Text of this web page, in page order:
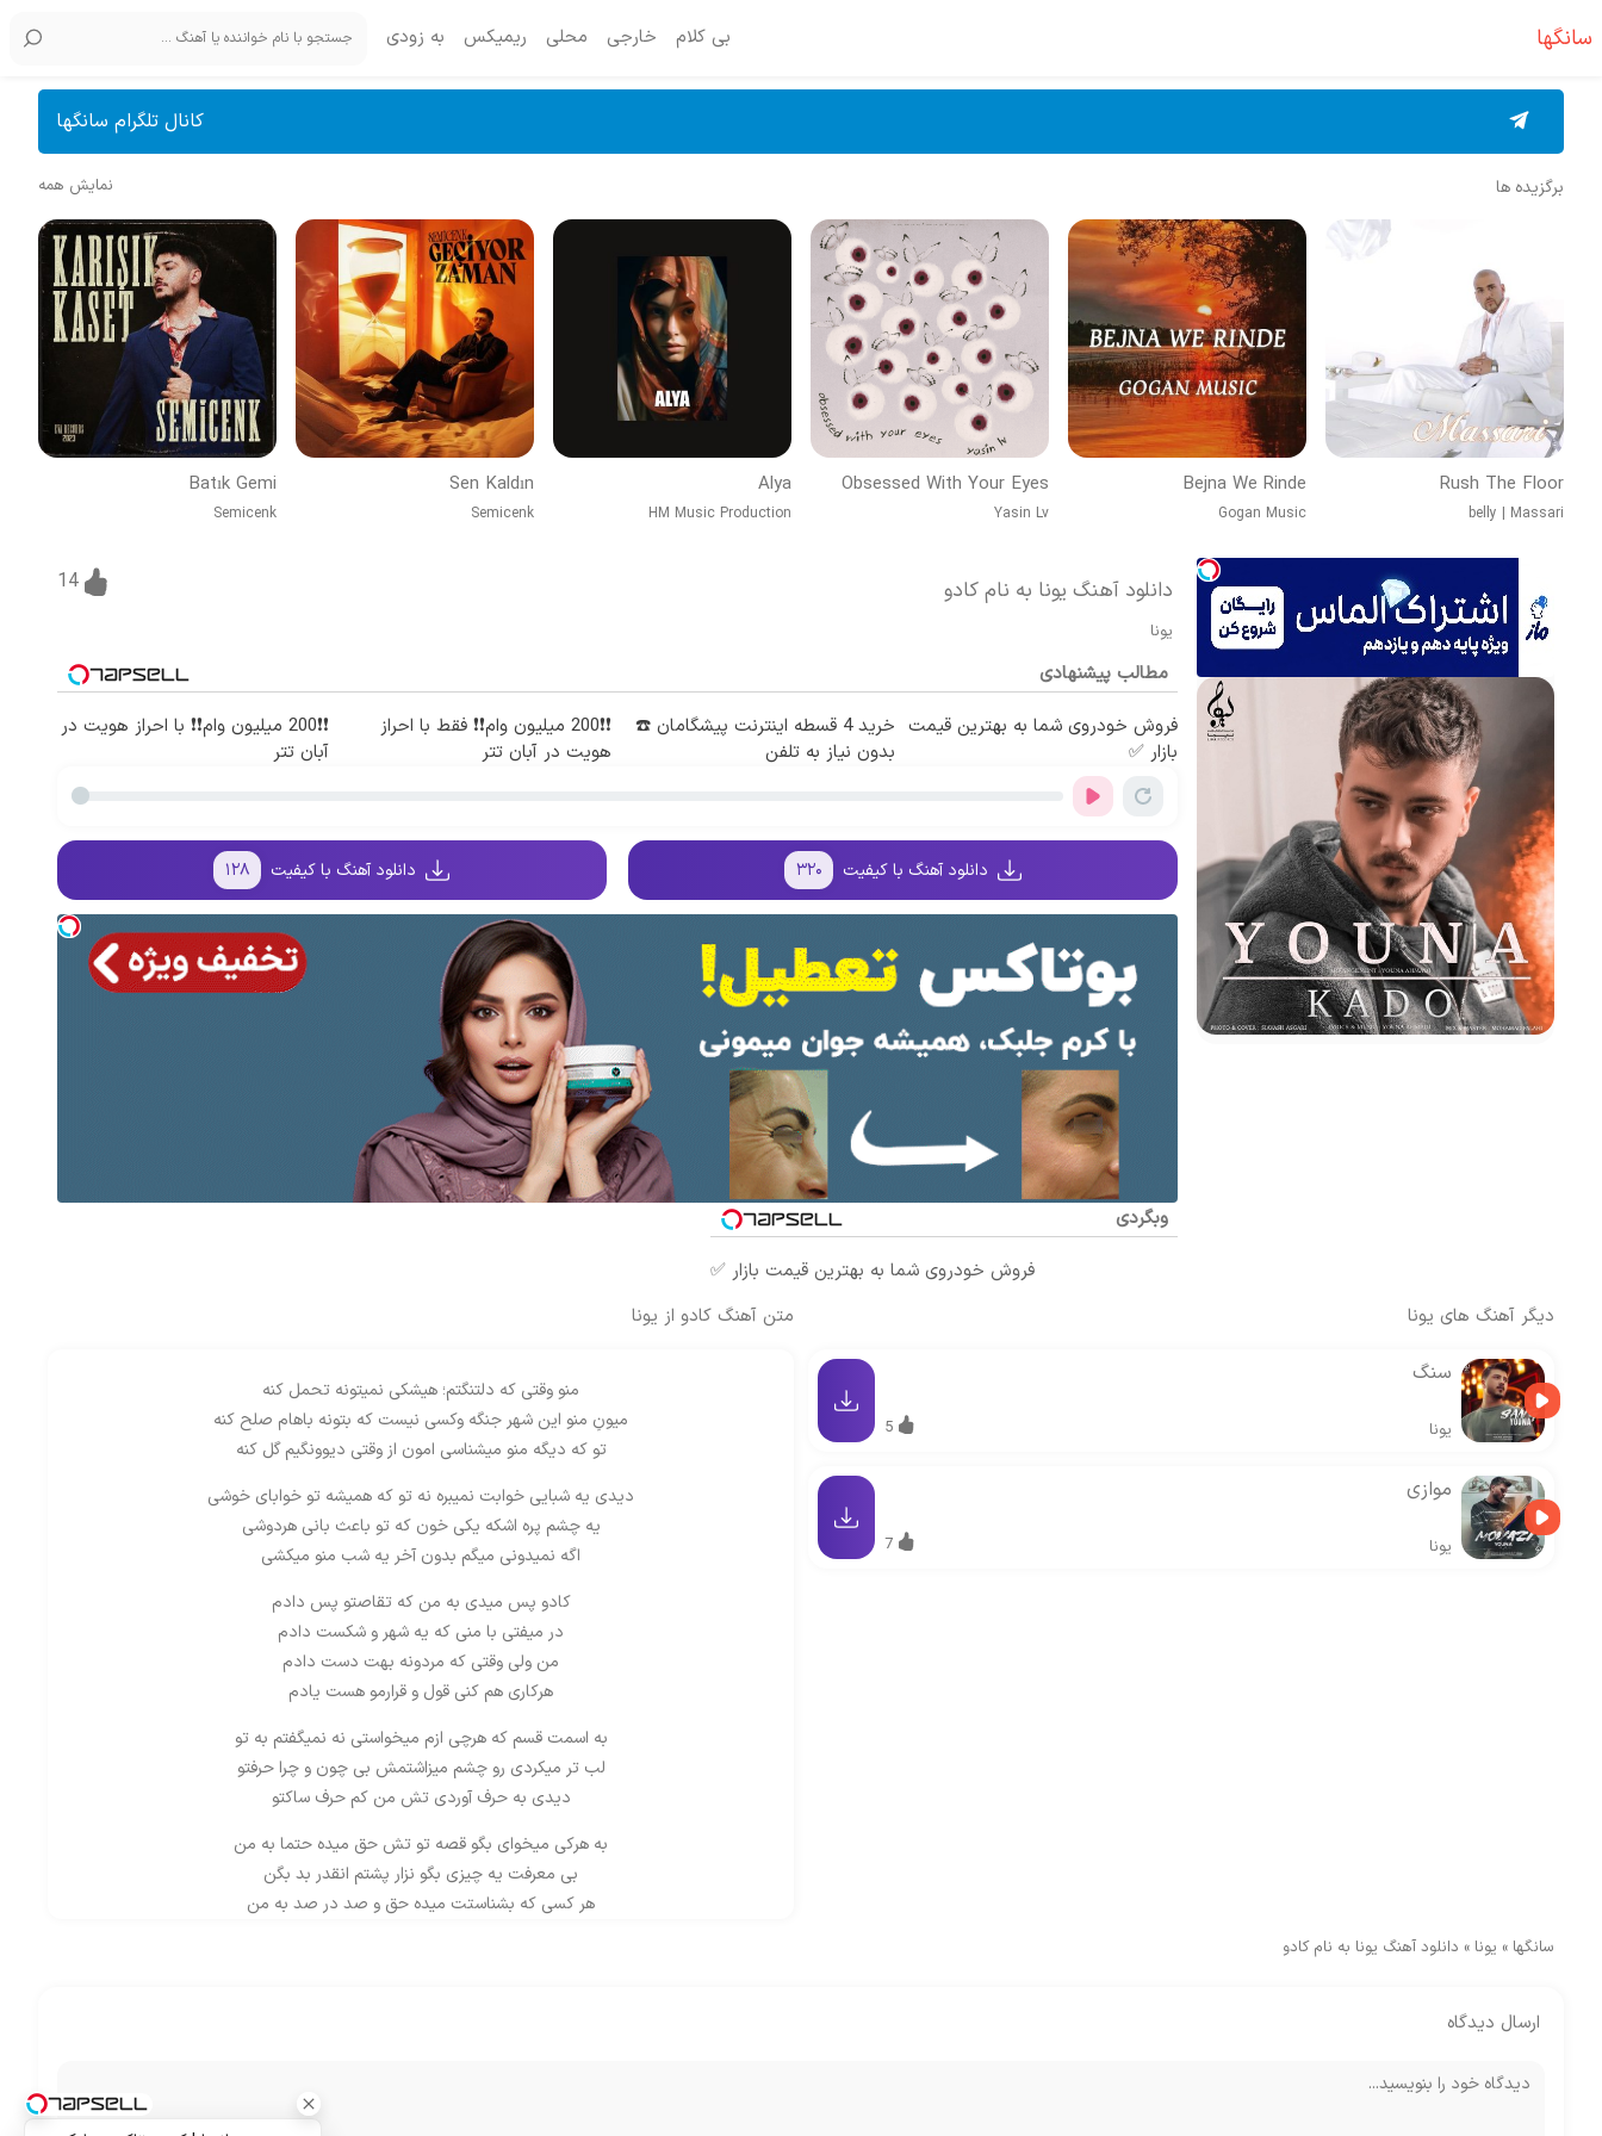
سانگها بی کلام خارجی محلی ریمیکس به زودی
کانال تلگرام سانگها
برگزیده ها نمایش همه
Rush The Floor
belly | Massari
Bejna We Rinde
Gogan Music
Obsessed With Your Eyes
Yasin Lv
Alya
HM Music Production
Sen Kaldın
Semicenk
Batık Gemi
Semicenk
دانلود آهنگ یونا به نام کادو
یونا
14
مطالب پیشنهادی
فروش خودروی شما به بهترین قیمت
بازار ✅
خرید 4 قسطه اینترنت پیشگامان ☎️
بدون نیاز به تلفن
❗❗200 میلیون وام❗❗ فقط با احراز
هویت در آبان تتر
❗❗200 میلیون وام❗❗ با احراز هویت در
آبان تتر
دانلود آهنگ با کیفیت ۳۲۰ دانلود آهنگ با کیفیت ۱۲۸
وبگردی
فروش خودروی شما به بهترین قیمت بازار ✅
متن آهنگ کادو از یونا
منو وقتی که دلتنگتم؛ هیشکی نمیتونه تحمل کنه
میونِ منو این شهر جنگه وکسی نیست که بتونه باهام صلح کنه
تو که دیگه منو میشناسی امون از وقتی دیوونگیم گل کنه
دیدی یه شبایی خوابت نمیبره نه تو که همیشه تو خوابای خوشی
یه چشم پره اشکه یکی خون که تو باعث بانی هردوشی
اگه نمیدونی میگم بدون آخر یه شب منو میکشی
کادو پس میدی به من که تقاصتو پس دادم
در میفتی با منی که یه شهر و شکست دادم
من ولی وقتی که مردونه بهت دست دادم
هرکاری هم کنی قول و قرارمو هست یادم
به اسمت قسم که هرچی ازم میخواستی نه نمیگفتم به تو
لب تر میکردی رو چشم میزاشتمش بی چون و چرا حرفتو
دیدی به حرف آوردی تش من کم حرف ساکتو
به هرکی میخوای بگو قصه تو تش حق میده حتما به من
بی معرفت یه چیزی بگو نزار پشتم انقدر بد بگن
هر کسی که بشناستت میده حق و صد در صد به من
دیگر آهنگ های یونا
سنگ
یونا 5
موازی
یونا 7
سانگها » یونا » دانلود آهنگ یونا به نام کادو
ارسال دیدگاه